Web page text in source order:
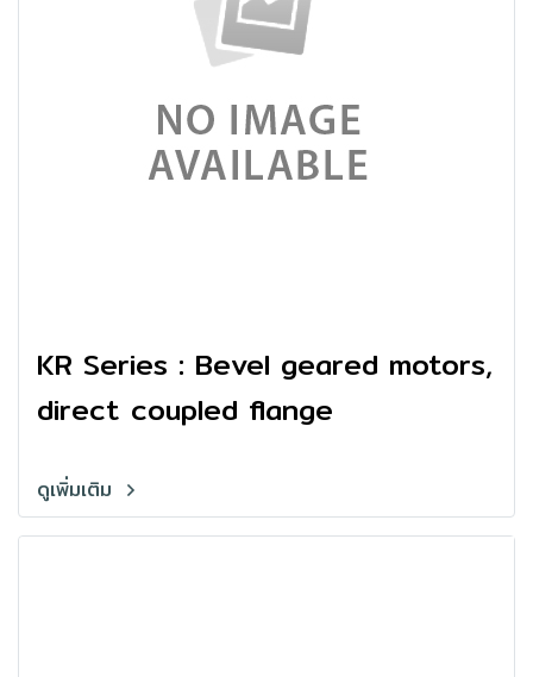
KR Series : Bevel geared motors,
direct coupled flange
ดูเพิ่มเติม